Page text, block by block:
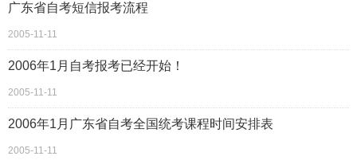
广东省自考短信报考流程
2005-11-11
2006年1月自考报考已经开始！
2005-11-11
2006年1月广东省自考全国统考课程时间安排表
2005-11-11